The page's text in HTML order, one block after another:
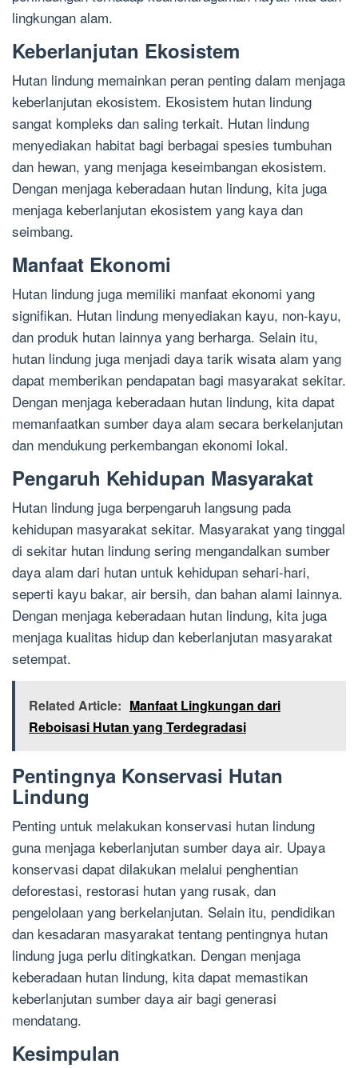
lingkungan alam.
Keberlanjutan Ekosistem
Hutan lindung memainkan peran penting dalam menjaga
keberlanjutan ekosistem. Ekosistem hutan lindung
sangat kompleks dan saling terkait. Hutan lindung
menyediakan habitat bagi berbagai spesies tumbuhan
dan hewan, yang menjaga keseimbangan ekosistem.
Dengan menjaga keberadaan hutan lindung, kita juga
menjaga keberlanjutan ekosistem yang kaya dan
seimbang.
Manfaat Ekonomi
Hutan lindung juga memiliki manfaat ekonomi yang
signifikan. Hutan lindung menyediakan kayu, non-kayu,
dan produk hutan lainnya yang berharga. Selain itu,
hutan lindung juga menjadi daya tarik wisata alam yang
dapat memberikan pendapatan bagi masyarakat sekitar.
Dengan menjaga keberadaan hutan lindung, kita dapat
memanfaatkan sumber daya alam secara berkelanjutan
dan mendukung perkembangan ekonomi lokal.
Pengaruh Kehidupan Masyarakat
Hutan lindung juga berpengaruh langsung pada
kehidupan masyarakat sekitar. Masyarakat yang tinggal
di sekitar hutan lindung sering mengandalkan sumber
daya alam dari hutan untuk kehidupan sehari-hari,
seperti kayu bakar, air bersih, dan bahan alami lainnya.
Dengan menjaga keberadaan hutan lindung, kita juga
menjaga kualitas hidup dan keberlanjutan masyarakat
setempat.
Related Article: Manfaat Lingkungan dari
Reboisasi Hutan yang Terdegradasi
Pentingnya Konservasi Hutan
Lindung
Penting untuk melakukan konservasi hutan lindung
guna menjaga keberlanjutan sumber daya air. Upaya
konservasi dapat dilakukan melalui penghentian
deforestasi, restorasi hutan yang rusak, dan
pengelolaan yang berkelanjutan. Selain itu, pendidikan
dan kesadaran masyarakat tentang pentingnya hutan
lindung juga perlu ditingkatkan. Dengan menjaga
keberadaan hutan lindung, kita dapat memastikan
keberlanjutan sumber daya air bagi generasi
mendatang.
Kesimpulan